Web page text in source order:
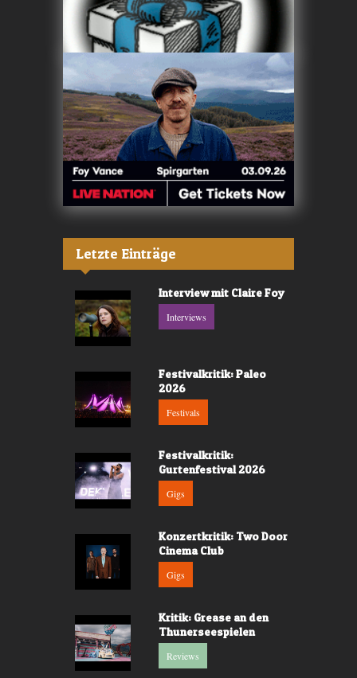
Letzte Einträge
Interview mit Claire Foy
Interviews
Festivalkritik: Paleo
2026
Festivals
Festivalkritik:
Gurtenfestival 2026
Gigs
Konzertkritik: Two Door
Cinema Club
Gigs
Kritik: Grease an den
Thunerseespielen
Reviews